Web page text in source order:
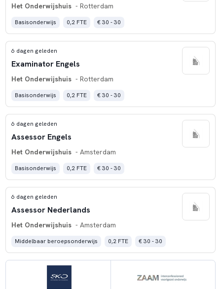
Het Onderwijshuis - Rotterdam
Basisonderwijs 0,2 FTE € 30 - 30
6 dagen geleden
Examinator Engels
Het Onderwijshuis - Rotterdam
Basisonderwijs 0,2 FTE € 30 - 30
6 dagen geleden
Assessor Engels
Het Onderwijshuis - Amsterdam
Basisonderwijs 0,2 FTE € 30 - 30
6 dagen geleden
Assessor Nederlands
Het Onderwijshuis - Amsterdam
Middelbaar beroepsonderwijs 0,2 FTE € 30 - 30